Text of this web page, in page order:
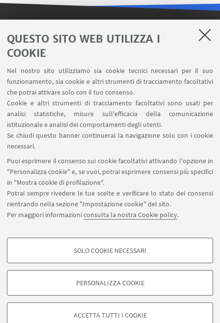
QUESTO SITO WEB UTILIZZA I
COOKIE
Nel nostro sito utilizziamo sia cookie tecnici necessari per il suo
funzionamento, sia cookie e altri strumenti di tracciamento facoltativi
che potrai attivare solo con il tuo consenso.
Cookie e altri strumenti di tracciamento facoltativi sono usati per
analisi statistiche, misure sull'efficacia della comunicazione
istituzionale e analisi dei comportamenti degli utenti.
Se chiudi questo banner continuerai la navigazione solo con i cookie
necessari.
Puoi esprimere il consenso sui cookie facoltativi attivando l'opzione in
"Personalizza cookie" e, se vuoi, potrai esprimere consensi più specifici
in "Mostra cookie di profilazione".
Potrai sempre rivedere le tue scelte e verificare lo stato dei consensi
rientrando nella sezione "Impostazione cookie" del sito.
Per maggiori informazioniconsulta la nostra Cookie policy.
COOKIE DI PROFILAZIONE - FACOLTATIVI
degli utenti, creare profili in base al loro comportamento sul sito, per analisi
di marketing.
SOLO COOKIE NECESSARI
PERSONALIZZA COOKIE
ACCETTA TUTTI I COOKIE
LINK UTILI
Area riservata FILO
U-Web Missioni
AlmaEsami
AlmaWifi
Proxy: connessione da remoto
InfoPoint Azzo Gardino
SEGUI UNIBO SU:
APP:
©Copyright 2026 - ALMA MATER STUDIORUM - Università di
Bologna - Via Zamboni, 33 - 40126 Bologna - PI: 01131710376 - CF:
80007010376
Privacy
Note legali
Informazioni sul sito e accessibilità
Impostazioni Cookie